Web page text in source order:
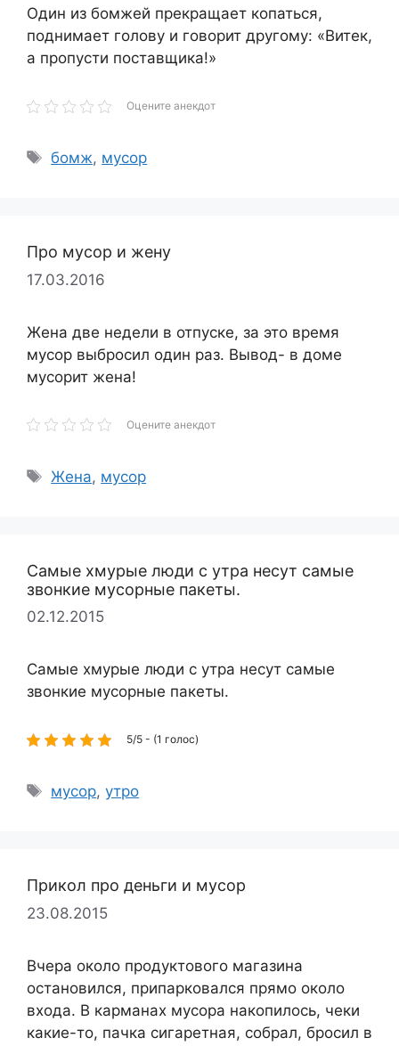
Один из бомжей прекращает копаться,
поднимает голову и говорит другому: «Витек,
а пропусти поставщика!»
Оцените анекдот
Метки
бомж, мусор
Про мусор и жену
17.03.2016
Жена две недели в отпуске, за это время
мусор выбросил один раз. Вывод- в доме
мусорит жена!
Оцените анекдот
Метки
Жена, мусор
Самые хмурые люди с утра несут самые
звонкие мусорные пакеты.
02.12.2015
Самые хмурые люди с утра несут самые
звонкие мусорные пакеты.
5/5 - (1 голос)
Метки
мусор,утро
Прикол про деньги и мусор
23.08.2015
Вчера около продуктового магазина
остановился, припарковался прямо около
входа. В карманах мусора накопилось, чеки
какие-то, пачка сигаретная, собрал, бросил в